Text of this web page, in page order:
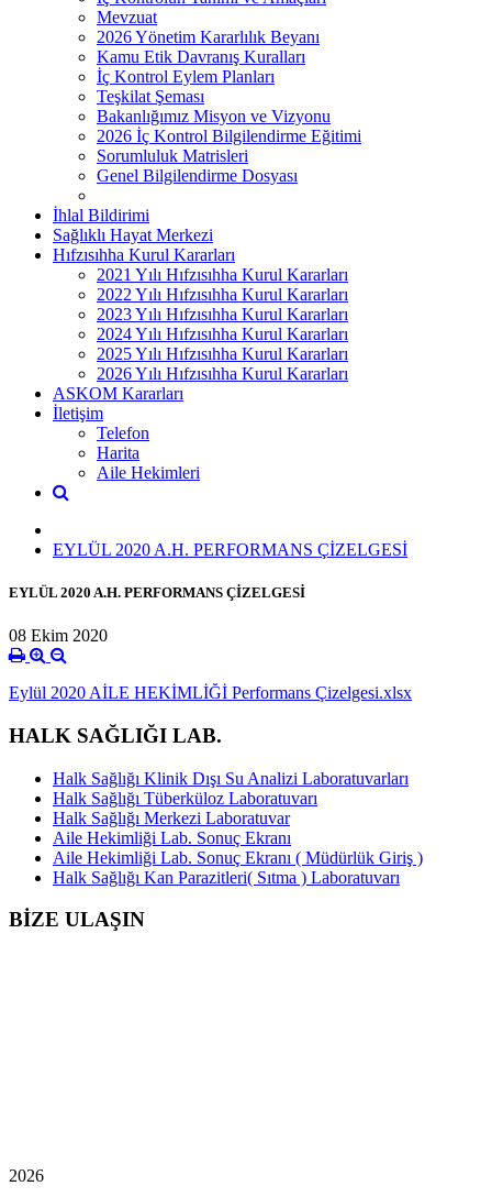
Mevzuat
2026 Yönetim Kararlılık Beyanı
Kamu Etik Davranış Kuralları
İç Kontrol Eylem Planları
Teşkilat Şeması
Bakanlığımız Misyon ve Vizyonu
2026 İç Kontrol Bilgilendirme Eğitimi
Sorumluluk Matrisleri
Genel Bilgilendirme Dosyası
İhlal Bildirimi
Sağlıklı Hayat Merkezi
Hıfzısıhha Kurul Kararları
2021 Yılı Hıfzısıhha Kurul Kararları
2022 Yılı Hıfzısıhha Kurul Kararları
2023 Yılı Hıfzısıhha Kurul Kararları
2024 Yılı Hıfzısıhha Kurul Kararları
2025 Yılı Hıfzısıhha Kurul Kararları
2026 Yılı Hıfzısıhha Kurul Kararları
ASKOM Kararları
İletişim
Telefon
Harita
Aile Hekimleri
EYLÜL 2020 A.H. PERFORMANS ÇİZELGESİ
EYLÜL 2020 A.H. PERFORMANS ÇİZELGESİ
08 Ekim 2020
Eylül 2020 AİLE HEKİMLİĞİ Performans Çizelgesi.xlsx
HALK SAĞLIĞI LAB.
Halk Sağlığı Klinik Dışı Su Analizi Laboratuvarları
Halk Sağlığı Tüberküloz Laboratuvarı
Halk Sağlığı Merkezi Laboratuvar
Aile Hekimliği Lab. Sonuç Ekranı
Aile Hekimliği Lab. Sonuç Ekranı ( Müdürlük Giriş )
Halk Sağlığı Kan Parazitleri( Sıtma ) Laboratuvarı
BİZE ULAŞIN
2026